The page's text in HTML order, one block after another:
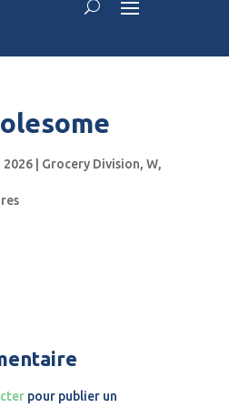
2026| Grocery Division, W,
pour publier un